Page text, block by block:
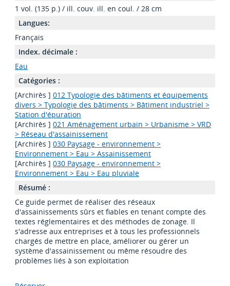
1 vol. (135 p.) / ill. couv. ill. en coul. / 28 cm
Langues:
Français
Index. décimale :
Eau
Catégories :
[Archirès ] 012 Typologie des bâtiments et équipements
divers > Typologie des bâtiments > Bâtiment industriel >
Station d'épuration
[Archirès ] 021 Aménagement urbain > Urbanisme > VRD
> Réseau d'assainissement
[Archirès ] 030 Paysage - environnement >
Environnement > Eau > Assainissement
[Archirès ] 030 Paysage - environnement >
Environnement > Eau > Eau pluviale
Résumé :
Ce guide permet de réaliser des réseaux
d'assainissements sûrs et fiables en tenant compte des
textes réglementaires et des méthodes de zonage. Il
s'adresse aux entreprises et à tous les professionnels
chargés de mettre en place, améliorer ou gérer un
système d'assainissement ou même résoudre des
problèmes liés à son exploitation